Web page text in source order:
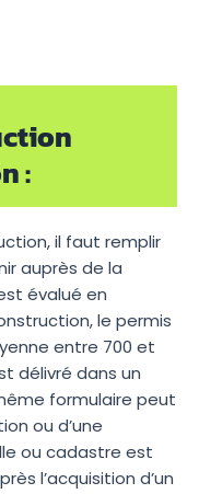
:
il faut remplir
auprès de la
évalué en
le permis
entre 700 et
délivré dans un
formulaire peut
ou d’une
ou cadastre est
l’acquisition d’un